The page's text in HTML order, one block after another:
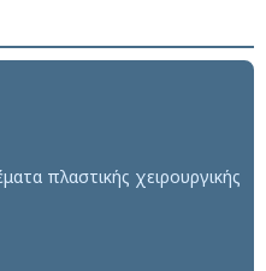
πλαστικής χειρουργικής